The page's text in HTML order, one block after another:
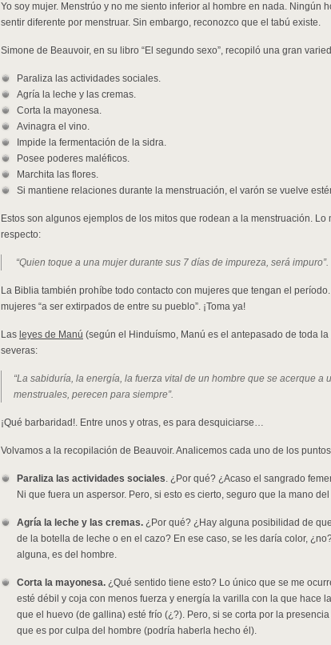
Yo soy mujer. Menstrúo y no me siento inferior al hombre en nada. Ningún
sentir diferente por menstruar. Sin embargo, reconozco que el tabú existe.
Simone de Beauvoir, en su libro “El segundo sexo”, recopiló una gran
Paraliza las actividades sociales.
Agría la leche y las cremas.
Corta la mayonesa.
Avinagra el vino.
Impide la fermentación de la sidra.
Posee poderes maléficos.
Marchita las flores.
Si mantiene relaciones durante la menstruación, el varón se vuelve
Estos son algunos ejemplos de los mitos que rodean a la menstruación. Lo
respecto:
“Quien toque a una mujer durante sus 7 días de impureza, será impuro”.
La Biblia también prohíbe todo contacto con mujeres que tengan el
mujeres “a ser extirpados de entre su pueblo”. ¡Toma ya!
Las leyes de Manú (según el Hinduísmo, Manú es el antepasado de toda
severas:
“La sabiduría, la energía, la fuerza vital de un hombre que se acerque a
menstruales, perecen para siempre”.
¡Qué barbaridad!. Entre unos y otras, es para desquiciarse…
Volvamos a la recopilación de Beauvoir. Analicemos cada uno de los
Paraliza las actividades sociales. ¿Por qué? ¿Acaso el sangrado
Ni que fuera un aspersor. Pero, si esto es cierto, seguro que la mano
Agría la leche y las cremas. ¿Por qué? ¿Hay alguna posibilidad de
de la botella de leche o en el cazo? En ese caso, se les daría color,
alguna, es del hombre.
Corta la mayonesa. ¿Qué sentido tiene esto? Lo único que se me
esté débil y coja con menos fuerza y energía la varilla con la que hace
que el huevo (de gallina) esté frío (¿?). Pero, si se corta por la
que es por culpa del hombre (podría haberla hecho él).